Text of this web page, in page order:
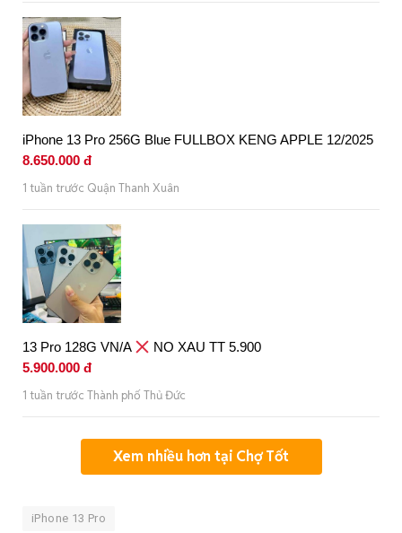
iPhone 13 Pro 256G Blue FULLBOX KENG APPLE 12/2025
8.650.000 đ
1 tuần trước Quận Thanh Xuân
13 Pro 128G VN/A
NO XAU TT 5.900
5.900.000 đ
1 tuần trước Thành phố Thủ Đức
Xem nhiều hơn tại Chợ Tốt
iPhone 13 Pro